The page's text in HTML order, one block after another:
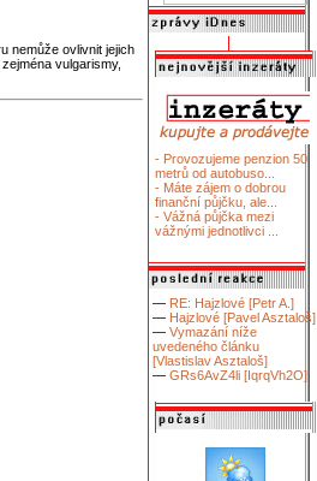
nemůže ovlivnit jejich
vulgarismy,
- Provozujeme penzion 50
metrů od autobuso...
- Máte zájem o dobrou
finanční půjčku, ale...
- Vážná půjčka mezi
vážnými jednotlivci ...
— RE: Hajzlové [Petr A.]
— Hajzlové [Pavel Asztaloš]
— Vymazání níže
uvedeného článku
[Vlastislav Asztaloš]
— GRs6AvZ4li [IqrqVh2O]